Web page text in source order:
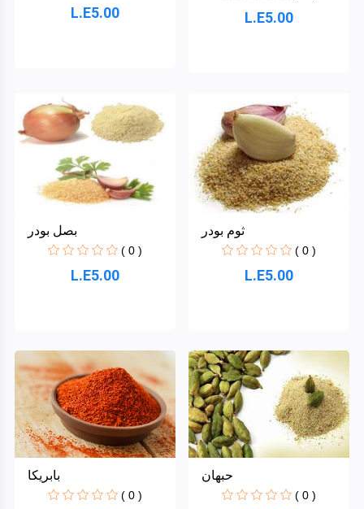
L.E5.00 L.E5.00
بصل بودر
( 0 )
L.E5.00
ثوم بودر
( 0 )
L.E5.00
بابريكا
( 0 )
حبهان
( 0 )